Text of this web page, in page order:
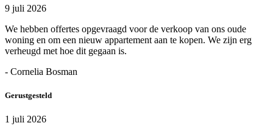
9 juli 2026
We hebben offertes opgevraagd voor de verkoop van ons oude
woning en om een nieuw appartement aan te kopen. We zijn erg
verheugd met hoe dit gegaan is.
- Cornelia Bosman
Gerustgesteld
1 juli 2026